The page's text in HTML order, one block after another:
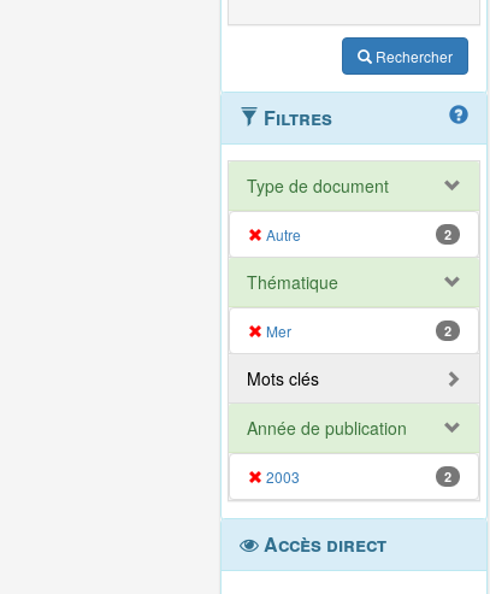
Rechercher
Filtres
Type de document
Autre 2
Thématique
Mer 2
Mots clés
Année de publication
2003 2
Accès direct